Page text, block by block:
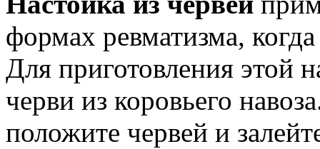
формах ревматизма,
Для приготовления этой
черви из коровьего
положите червей и